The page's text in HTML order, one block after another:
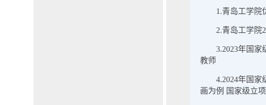
1.青岛工学院
2.青岛工学院
3.2023年国
教师
4.2024年国
画为例 国家级立